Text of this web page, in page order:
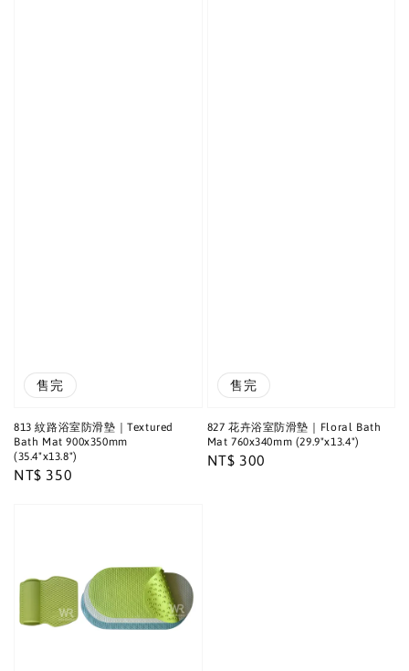
售完
813 紋路浴室防滑墊｜Textured
Bath Mat 900x350mm
(35.4"x13.8")
Regular
NT$ 350
售完
827 花卉浴室防滑墊｜Floral Bath
Mat 760x340mm (29.9"x13.4")
Regular
NT$ 300